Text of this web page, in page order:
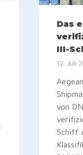
Das
III-
12. Juli
von
Schiff